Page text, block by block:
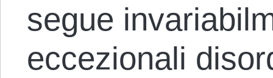
segue
eccezionali